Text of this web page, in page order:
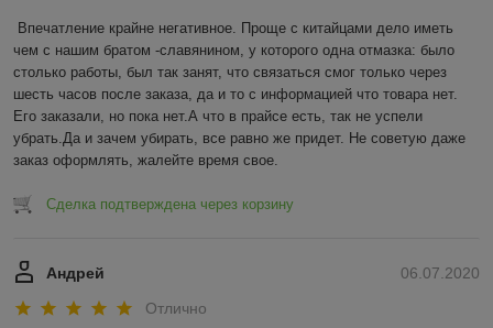
Впечатление крайне негативное. Проще с китайцами дело иметь
чем с нашим братом -славянином, у которого одна отмазка: было
столько работы, был так занят, что связаться смог только через
шесть часов после заказа, да и то с информацией что товара нет.
Его заказали, но пока нет.А что в прайсе есть, так не успели
убрать.Да и зачем убирать, все равно же придет. Не советую даже
заказ оформлять, жалейте время свое.
Сделка подтверждена через корзину
06.07.2020
Андрей
Отлично